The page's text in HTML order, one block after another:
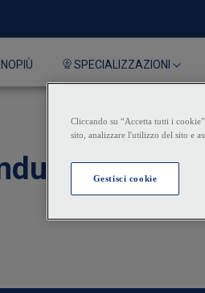
SPECIALIZZAZIONI
di